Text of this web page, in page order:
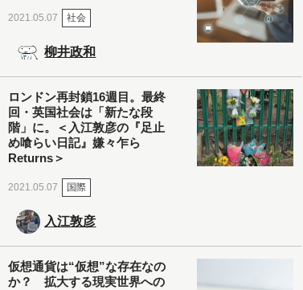
2021.05.07 社会
柳井政和
ロンドン再封鎖16週目。最終
回・英国社会は「新たな段
階」に。＜入江敦彦の『足止
め喰らい日記』嫌々乍ら
Returns＞
2021.05.07 国際
入江敦彦
仮想通貨は“仮想”な存在なの
か？ 拡大する現実世界への